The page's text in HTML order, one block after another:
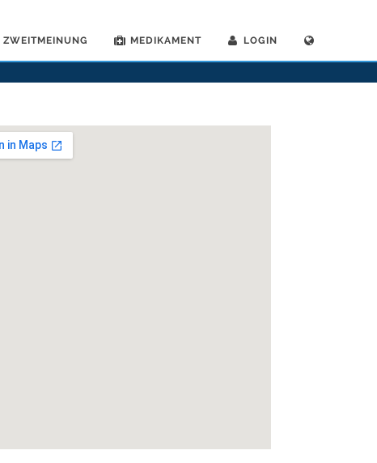
ZWEITMEINUNG MEDIKAMENT LOGIN
>Zahnaerzte>Renens VD>Dr. Ljiljana Defago>Praxis von Dr. Ljiljana Defago